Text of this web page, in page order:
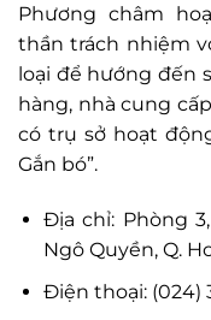
Phương châm
thần trách nhiệm
loại để hướng đến
hàng, nhà cung
có trụ sở hoạt
Gắn bó”.
Địa chỉ: Phòng
Ngô Quyền, Q.
Điện thoại: (024)